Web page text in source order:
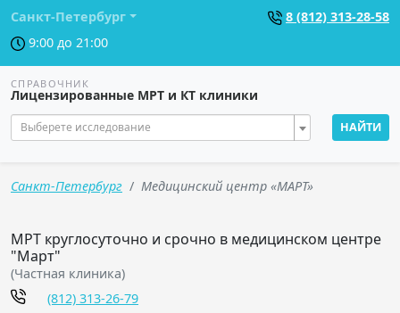
Санкт-Петербург
8 (812) 313-28-58
9:00 до 21:00
СПРАВОЧНИК
Лицензированные МРТ и КТ клиники
Выберете исследование НАЙТИ
Санкт-Петербург Медицинский центр «МАРТ»
МРТ круглосуточно и срочно в медицинском центре
"Март"
(Частная клиника)
(812) 313-26-79